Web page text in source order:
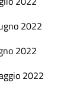
2022
2022
2022